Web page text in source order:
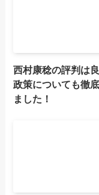
西村康稔の評判は
政策についても徹
ました！